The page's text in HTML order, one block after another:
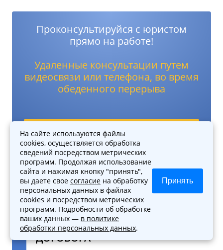
Проконсультируйся с юристом
прямо на работе!
Удаленные консультации путем
видеосвязи или телефона, во время
обеденного перерыва
Записаться
+7 (495) 118-31-62
УСЛУГИ ПРИ ЗАКЛЮЧЕНИИ
ДОГОВОРА
На сайте используются файлы
cookies, осуществляется обработка
сведений посредством метрических
программ. Продолжая использование
сайта и нажимая кнопку "принять",
вы даете свое согласие на обработку
персональных данных в файлах
cookies и посредством метрических
программ. Подробности об обработке
ваших данных — в политике
обработки персональных данных.
Принять